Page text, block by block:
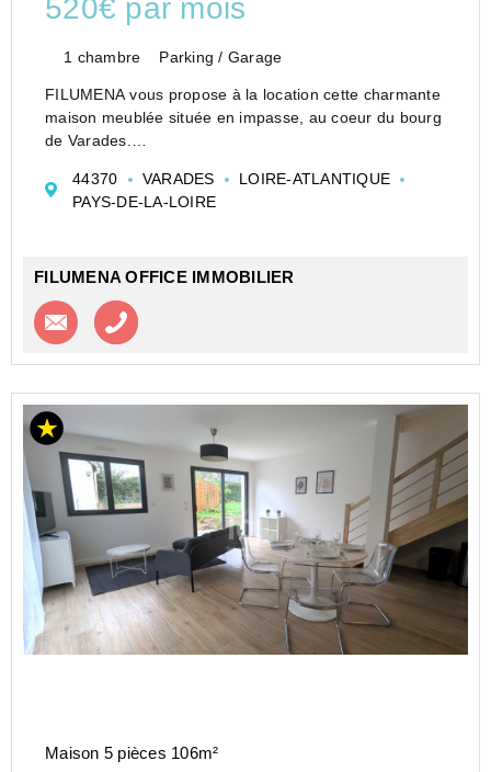
520€ par mois
1 chambre Parking / Garage
FILUMENA vous propose à la location cette charmante
maison meublée située en impasse, au coeur du bourg
de Varades.
une cuisine aménagée et équipée, un espace dinatoire
ainsi qu'un coin nuit. Vous ...
44370 VARADES
LOIRE-ATLANTIQUE
PAYS-DE-LA-LOIRE
FILUMENA OFFICE IMMOBILIER
Contacter l'agence
Maison 5 pièces 106m²